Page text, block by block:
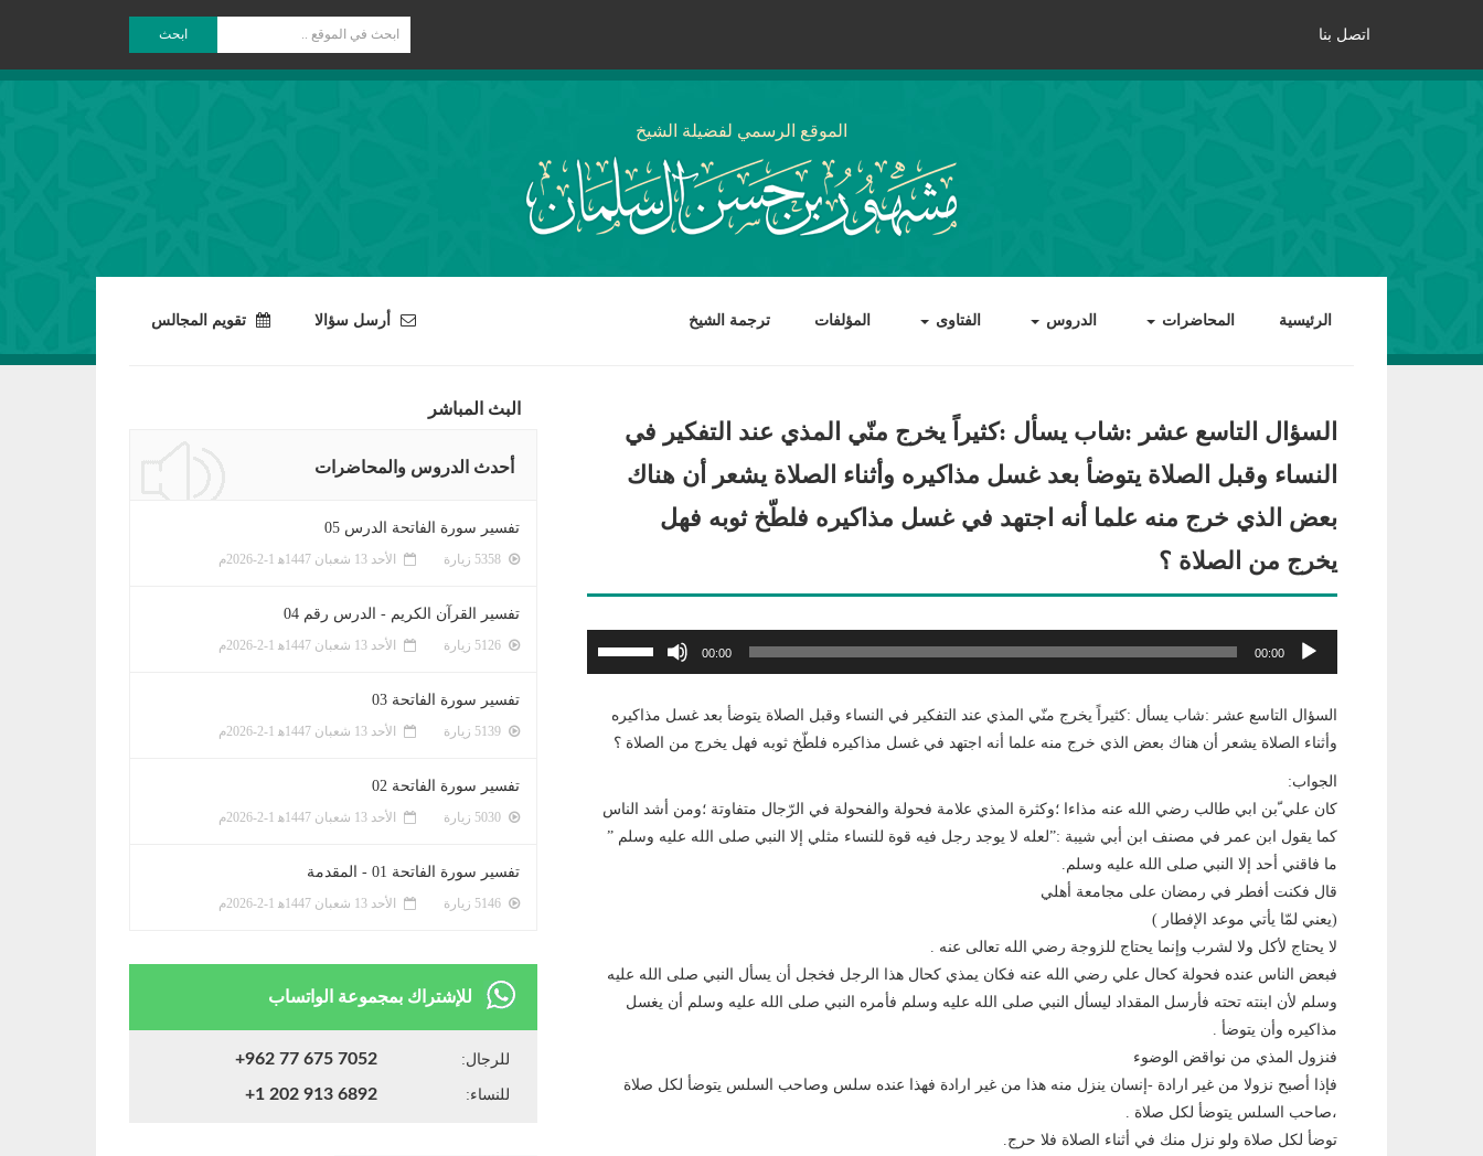
اتصل بنا ابحث
الموقع الرسمي لفضيلة الشيخ
الرئيسية المحاضرات الدروس الفتاوى المؤلفات ترجمة الشيخ أرسل سؤالا تقويم المجالس
السؤال التاسع عشر :شاب يسأل :كثيراً يخرج منّي المذي عند التفكير في
النساء وقبل الصلاة يتوضأ بعد غسل مذاكيره وأثناء الصلاة يشعر أن هناك
بعض الذي خرج منه علما أنه اجتهد في غسل مذاكيره فلطّخ ثوبه فهل
يخرج من الصلاة ؟
مشغل
الصوت
00:00
00:00
السؤال التاسع عشر :شاب يسأل :كثيراً يخرج منّي المذي عند التفكير في النساء وقبل الصلاة يتوضأ بعد غسل مذاكيره
وأثناء الصلاة يشعر أن هناك بعض الذي خرج منه علما أنه اجتهد في غسل مذاكيره فلطّخ ثوبه فهل يخرج من الصلاة ؟
الجواب:
كان علي ّبن ابي طالب رضي الله عنه مذاءا ؛وكثرة المذي علامة فحولة والفحولة في الرّجال متفاوتة ؛ومن أشد الناس
كما يقول ابن عمر في مصنف ابن أبي شيبة :”لعله لا يوجد رجل فيه قوة للنساء مثلي إلا النبي صلى الله عليه وسلم ”
ما فاقني أحد إلا النبي صلى الله عليه وسلم.
قال فكنت أفطر في رمضان على مجامعة أهلي
(يعني لمّا يأتي موعد الإفطار )
لا يحتاج لأكل ولا لشرب وإنما يحتاج للزوجة رضي الله تعالى عنه .
فبعض الناس عنده فحولة كحال علي رضي الله عنه فكان يمذي كحال هذا الرجل فخجل أن يسأل النبي صلى الله عليه
وسلم لأن ابنته تحته فأرسل المقداد ليسأل النبي صلى الله عليه وسلم فأمره النبي صلى الله عليه وسلم أن يغسل
مذاكيره وأن يتوضأ .
فنزول المذي من نواقض الوضوء
فإذا أصبح نزولا من غير ارادة -إنسان ينزل منه هذا من غير ارادة فهذا عنده سلس وصاحب السلس يتوضأ لكل صلاة
،صاحب السلس يتوضأ لكل صلاة .
توضأ لكل صلاة ولو نزل منك في أثناء الصلاة فلا حرج.
البث المباشر
أحدث الدروس والمحاضرات
تفسير سورة الفاتحة الدرس 05
الأحد 13 شعبان 1447ﻫ 1-2-2026م
تفسير القرآن الكريم - الدرس رقم 04
الأحد 13 شعبان 1447ﻫ 1-2-2026م
تفسير سورة الفاتحة 03
الأحد 13 شعبان 1447ﻫ 1-2-2026م
تفسير سورة الفاتحة 02
الأحد 13 شعبان 1447ﻫ 1-2-2026م
تفسير سورة الفاتحة 01 - المقدمة
الأحد 13 شعبان 1447ﻫ 1-2-2026م
للإشتراك بمجموعة الواتساب
للرجال: +962 77 675 7052
للنساء: +1 202 913 6892